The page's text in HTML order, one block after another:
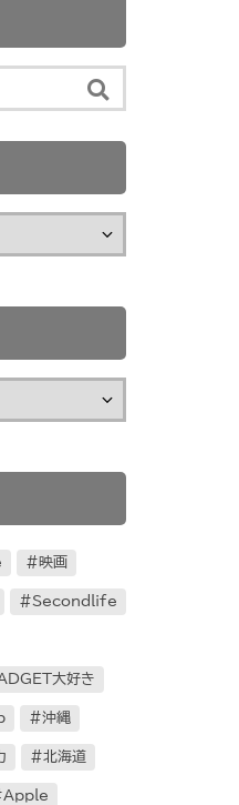
映画
Secondlife
大好き
沖縄
北海道
Apple